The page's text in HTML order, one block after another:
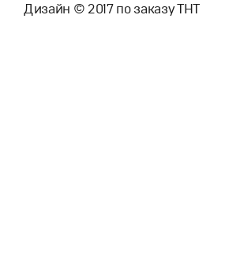
Дизайн © 2017 по заказу ТНТ